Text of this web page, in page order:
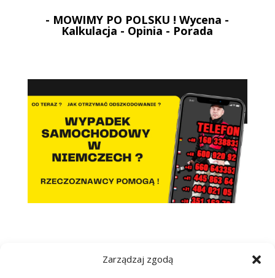
Zarządzaj zgodą
- MOWIMY PO POLSKU ! Wycena -
Kalkulacja - Opinia - Porada